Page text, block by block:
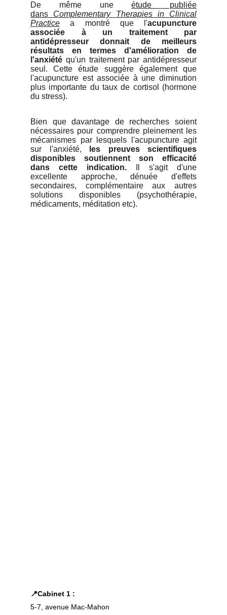
De même uneétude publiée
dans Complementary Therapies in Clinical
Practice a montré que l'acupuncture
associée à un traitement par
antidépresseur donnait de meilleurs
résultats en termes d'amélioration de
l'anxiété qu'un traitement par antidépresseur
seul. Cette étude suggère également que
l'acupuncture est associée à une diminution
plus importante du taux de cortisol (hormone
du stress).
Bien que davantage de recherches soient
nécessaires pour comprendre pleinement les
mécanismes par lesquels l'acupuncture agit
sur l'anxiété,
les preuves scientifiques
disponibles soutiennent son efficacité
dans cette indication. Il s'agit d'une
excellente approche, dénuée d'effets
secondaires, complémentaire aux autres
solutions disponibles (psychothérapie,
médicaments, méditation etc).
📍Cabinet 1 :
5-7, avenue Mac-Mahon